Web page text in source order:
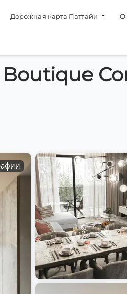
Дорожная карта Паттайи О